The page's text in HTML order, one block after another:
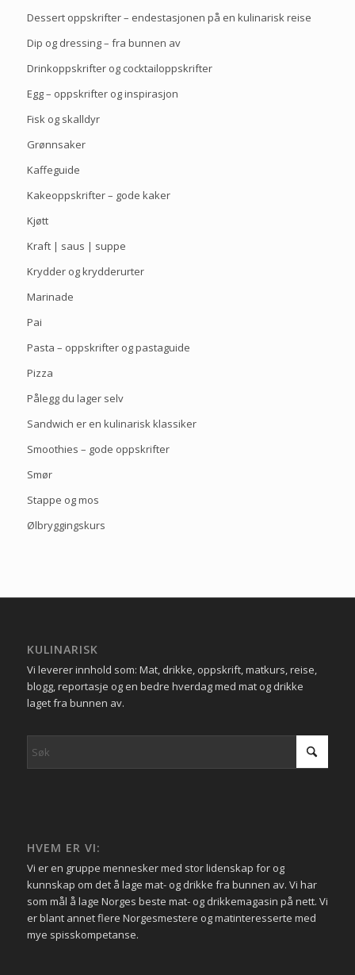
Dessert oppskrifter – endestasjonen på en kulinarisk reise
Dip og dressing – fra bunnen av
Drinkoppskrifter og cocktailoppskrifter
Egg – oppskrifter og inspirasjon
Fisk og skalldyr
Grønnsaker
Kaffeguide
Kakeoppskrifter – gode kaker
Kjøtt
Kraft | saus | suppe
Krydder og krydderurter
Marinade
Pai
Pasta – oppskrifter og pastaguide
Pizza
Pålegg du lager selv
Sandwich er en kulinarisk klassiker
Smoothies – gode oppskrifter
Smør
Stappe og mos
Ølbryggingskurs
KULINARISK
Vi leverer innhold som: Mat, drikke, oppskrift, matkurs, reise,
blogg, reportasje og en bedre hverdag med mat og drikke
laget fra bunnen av.
HVEM ER VI:
Vi er en gruppe mennesker med stor lidenskap for og
kunnskap om det å lage mat- og drikke fra bunnen av. Vi har
som mål å lage Norges beste mat- og drikkemagasin på nett. Vi
er blant annet flere Norgesmestere og matinteresserte med
mye spisskompetanse.